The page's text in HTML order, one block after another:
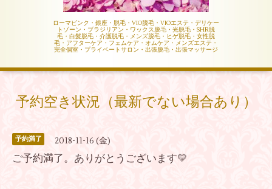
ローマピンク・銀座・脱毛・VIO脱毛・VIOエステ・デリケー
トゾーン・ブラジリアン・ワックス脱毛・光脱毛・SHR脱
毛・白髪脱毛・介護脱毛・メンズ脱毛・ヒゲ脱毛・女性脱
毛・アフターケア・フェムケア・オムケア・メンズエステ・
完全個室・プライベートサロン・出張脱毛・出張マッサージ
予約空き状況（最新でない場合あり）
予約満了 2018-11-16 (金)
ご予約満了。ありがとうございます💛